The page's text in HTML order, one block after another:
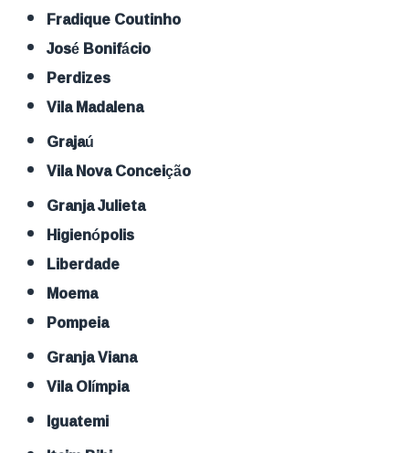
Fradique Coutinho
José Bonifácio
Perdizes
Vila Madalena
Grajaú
Vila Nova Conceição
Granja Julieta
Higienópolis
Liberdade
Moema
Pompeia
Granja Viana
Vila Olímpia
Iguatemi